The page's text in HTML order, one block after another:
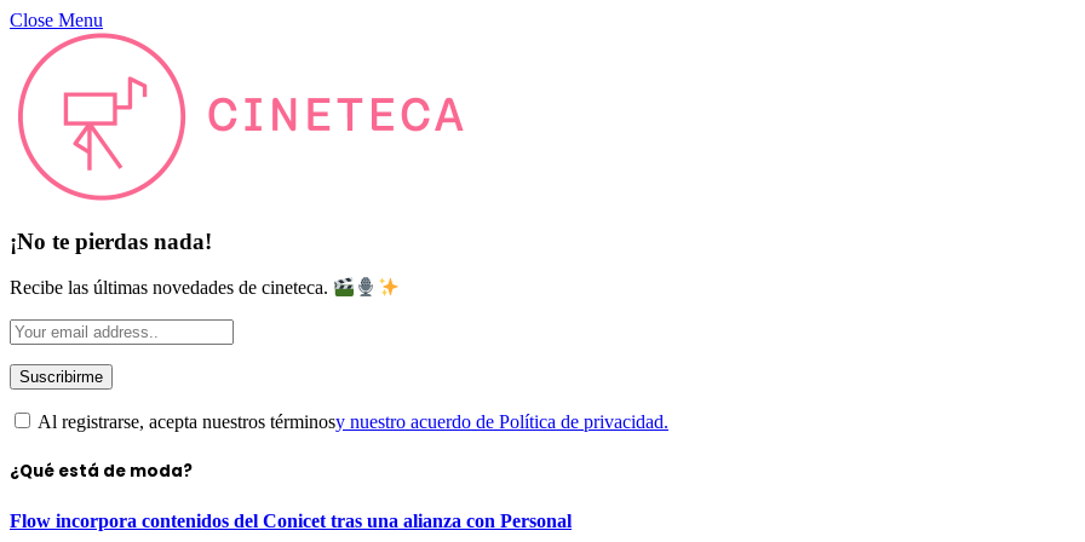
Close Menu
¡No te pierdas nada!
Recibe las últimas novedades de cineteca.
Al registrarse, acepta nuestros términosy nuestro acuerdo de Política de privacidad.
¿Qué está de moda?
Flow incorpora contenidos del Conicet tras una alianza con Personal